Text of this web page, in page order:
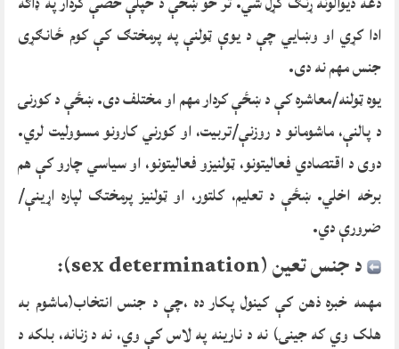
ادا کړي او وښایي چې د یوې ټولنې په پرمختګ کې کوم ځانګړی
جنس مهم نه دی.
یوه ټولنه/معاشره کې د ښځې کردار مهم او مختلف دی. ښځې د کورنۍ
د پالنې، ماشومانو د روزنې/تربیت، او کورني کارونو مسوولیت لري.
دوی د اقتصادي فعالیتونو، ټولنیزو فعالیتونو، او سیاسي چارو کې هم
برخه اخلي. ښځې د تعلیم، کلتور، او ټولنیز پرمختګ لپاره اړینې/
ضرورې دي.
د جنس تعین (sex determination):
مهمه خبره ذهن کې کینول پکار ده ،چې د جنس انتخاب(ماشوم به
هلک وي که جینۍ) نه د نارینه په لاس کې وي، نه د زنانه، بلکه د